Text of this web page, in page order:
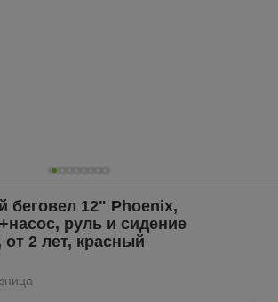
беговел 12" Phoenix,
руль и сидение
от 2 лет, красный